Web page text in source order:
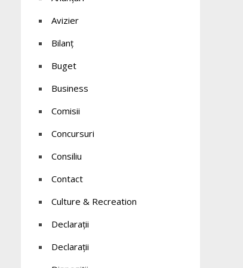
Avizier
Bilanț
Buget
Business
Comisii
Concursuri
Consiliu
Contact
Culture & Recreation
Declaraţii
Declarații